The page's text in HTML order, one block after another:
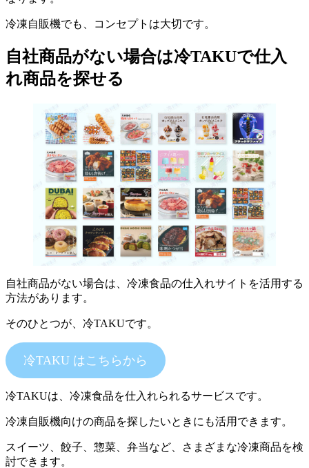
冷凍自販機でも、コンセプトは大切です。
自社商品がない場合は冷TAKUで仕入
れ商品を探せる
自社商品がない場合は、冷凍食品の仕入れサイトを活用する
方法があります。
そのひとつが、冷TAKUです。
冷TAKU はこちらから
冷TAKUは、冷凍食品を仕入れられるサービスです。
冷凍自販機向けの商品を探したいときにも活用できます。
スイーツ、餃子、惣菜、弁当など、さまざまな冷凍商品を検
討できます。